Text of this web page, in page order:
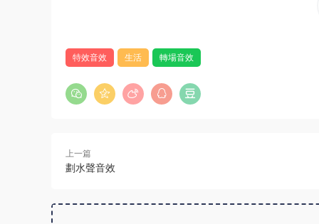
特效音效 生活 轉場音效
上一篇
劃水聲音效